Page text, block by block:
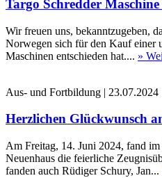
Targo Schredder
Wir freuen uns, bekanntzugeben,
Norwegen sich für den Kauf einer
Maschinen entschieden hat.... »
Aus- und Fortbildung | 23.07.2024
Herzlichen Glückwunsch
Am Freitag, 14. Juni 2024, fand
Neuenhaus die feierliche
fanden auch Rüdiger Schury, Jan...